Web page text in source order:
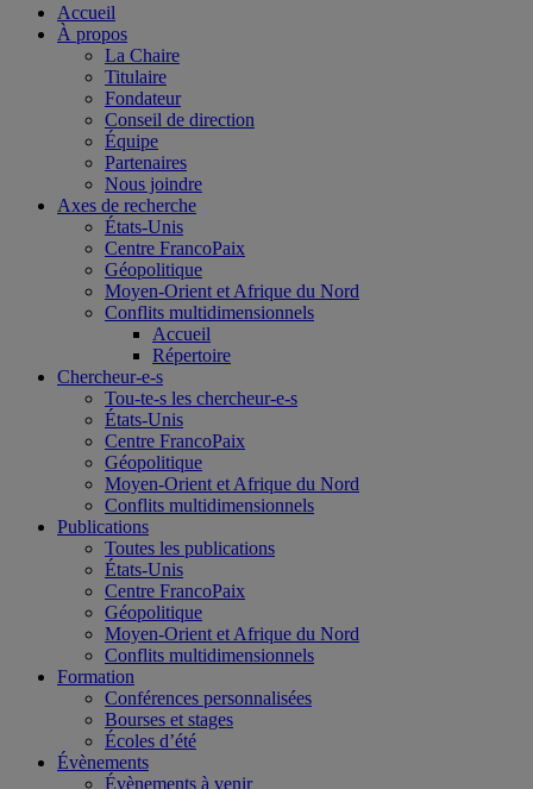
Accueil
À propos
La Chaire
Titulaire
Fondateur
Conseil de direction
Équipe
Partenaires
Nous joindre
Axes de recherche
États-Unis
Centre FrancoPaix
Géopolitique
Moyen-Orient et Afrique du Nord
Conflits multidimensionnels
Accueil
Répertoire
Chercheur-e-s
Tou-te-s les chercheur-e-s
États-Unis
Centre FrancoPaix
Géopolitique
Moyen-Orient et Afrique du Nord
Conflits multidimensionnels
Publications
Toutes les publications
États-Unis
Centre FrancoPaix
Géopolitique
Moyen-Orient et Afrique du Nord
Conflits multidimensionnels
Formation
Conférences personnalisées
Bourses et stages
Écoles d’été
Évènements
Évènements à venir